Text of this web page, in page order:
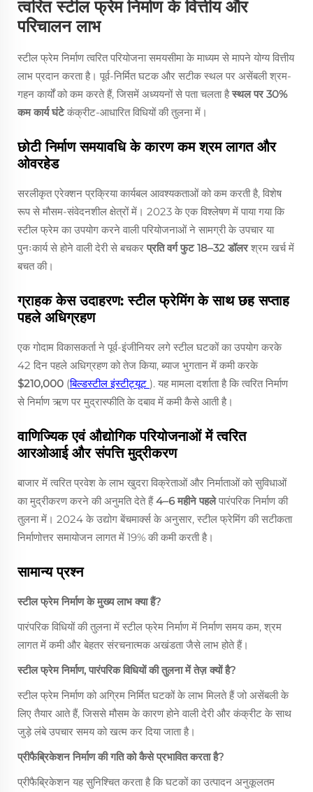
त्वरित स्टील फ्रेम निर्माण के वित्तीय और
परिचालन लाभ
स्टील फ्रेम निर्माण त्वरित परियोजना समयसीमा के माध्यम से मापने योग्य वित्तीय
लाभ प्रदान करता है। पूर्व-निर्मित घटक और सटीक स्थल पर असेंबली श्रम-
गहन कार्यों को कम करते हैं, जिसमें अध्ययनों से पता चलता हैस्थल पर 30%
कम कार्य घंटेकंक्रीट-आधारित विधियों की तुलना में।
छोटी निर्माण समयावधि के कारण कम श्रम लागत और
ओवरहेड
सरलीकृत एरेक्शन प्रक्रिया कार्यबल आवश्यकताओं को कम करती है, विशेष
रूप से मौसम-संवेदनशील क्षेत्रों में। 2023 के एक विश्लेषण में पाया गया कि
स्टील फ्रेम का उपयोग करने वाली परियोजनाओं ने सामग्री के उपचार या
पुनःकार्य से होने वाली देरी से बचकर प्रति वर्ग फुट 18–32 डॉलरश्रम खर्च में
बचत की।
ग्राहक केस उदाहरण: स्टील फ्रेमिंग के साथ छह सप्ताह
पहले अधिग्रहण
एक गोदाम विकासकर्ता ने पूर्व-इंजीनियर लगे स्टील घटकों का उपयोग करके
42 दिन पहले अधिग्रहण को तेज किया, ब्याज भुगतान में कमी करके
$210,000 (बिल्डस्टील इंस्टीट्यूट ). यह मामला दर्शाता है कि त्वरित निर्माण
से निर्माण ऋण पर मुद्रास्फीति के दबाव में कमी कैसे आती है।
वाणिज्यिक एवं औद्योगिक परियोजनाओं में त्वरित
आरओआई और संपत्ति मुद्रीकरण
बाजार में त्वरित प्रवेश के लाभ खुदरा विक्रेताओं और निर्माताओं को सुविधाओं
का मुद्रीकरण करने की अनुमति देते हैं4–6 महीने पहलेपारंपरिक निर्माण की
तुलना में। 2024 के उद्योग बेंचमार्क्स के अनुसार, स्टील फ्रेमिंग की सटीकता
निर्माणोत्तर समायोजन लागत में 19% की कमी करती है।
सामान्य प्रश्न
स्टील फ्रेम निर्माण के मुख्य लाभ क्या हैं?
पारंपरिक विधियों की तुलना में स्टील फ्रेम निर्माण में निर्माण समय कम, श्रम
लागत में कमी और बेहतर संरचनात्मक अखंडता जैसे लाभ होते हैं।
स्टील फ्रेम निर्माण, पारंपरिक विधियों की तुलना में तेज़ क्यों है?
स्टील फ्रेम निर्माण को अग्रिम निर्मित घटकों के लाभ मिलते हैं जो असेंबली के
लिए तैयार आते हैं, जिससे मौसम के कारण होने वाली देरी और कंक्रीट के साथ
जुड़े लंबे उपचार समय को खत्म कर दिया जाता है।
प्रीफैब्रिकेशन निर्माण की गति को कैसे प्रभावित करता है?
प्रीफैब्रिकेशन यह सुनिश्चित करता है कि घटकों का उत्पादन अनुकूलतम